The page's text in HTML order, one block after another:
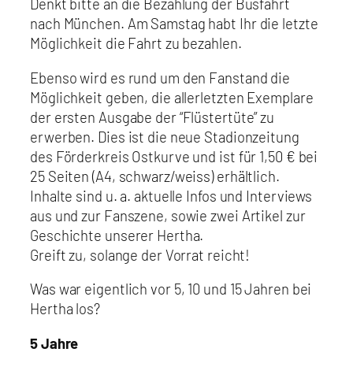
nach München. Am Samstag habt Ihr die letzte
Möglichkeit die Fahrt zu bezahlen.
Ebenso wird es rund um den Fanstand die
Möglichkeit geben, die allerletzten Exemplare
der ersten Ausgabe der “Flüstertüte” zu
erwerben. Dies ist die neue Stadionzeitung
des Förderkreis Ostkurve und ist für 1,50 € bei
25 Seiten (A4, schwarz/weiss) erhältlich.
Inhalte sind u. a. aktuelle Infos und Interviews
aus und zur Fanszene, sowie zwei Artikel zur
Geschichte unserer Hertha.
Greift zu, solange der Vorrat reicht!
Was war eigentlich vor 5, 10 und 15 Jahren bei
Hertha los?
5 Jahre